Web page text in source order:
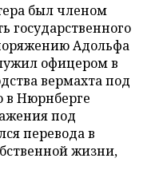
был членом
Адольфа
офицером в
вермахта под
в Нюрнберге
под
перевода в
жизни,